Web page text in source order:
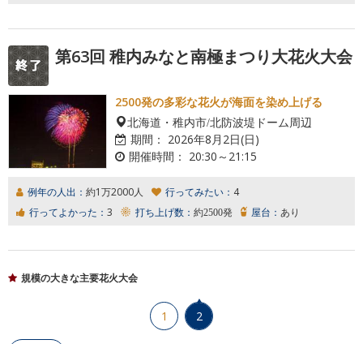
第63回 稚内みなと南極まつり大花火大会
2500発の多彩な花火が海面を染め上げる
北海道・稚内市/北防波堤ドーム周辺
期間： 2026年8月2日(日)
開催時間： 20:30～21:15
例年の人出： 約1万2000人 行ってみたい： 4
行ってよかった： 3 打ち上げ数： 約2500発 屋台： あり
規模の大きな主要花火大会
1 2